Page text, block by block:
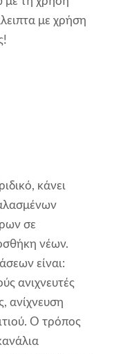
με χρήση
κάνει
σε
νέων.
είναι:
ανιχνευτές
ανίχνευση
Ο τρόπος